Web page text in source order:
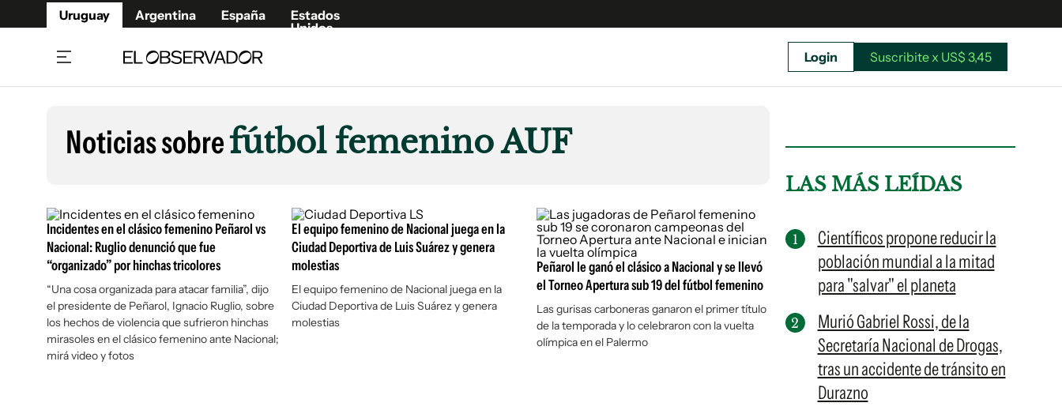
Uruguay Argentina España
Estados
Unidos
Beneficios Member
Café y Negocios
Economía y Empresas
Agro
Brand Studio
Mundo
Cultura y Espectáculos
Fúnebres
Publicaciones
Newsletters
Argentina
España
Estados Unidos
Suscribite x US$ 3,45
Login Suscribite x US$ 3,45
Noticias sobrefútbol femenino AUF
Incidentes en el clásico femenino Peñarol vs
Nacional: Ruglio denunció que fue
“organizado” por hinchas tricolores
“Una cosa organizada para atacar familia”, dijo
el presidente de Peñarol, Ignacio Ruglio, sobre
los hechos de violencia que sufrieron hinchas
mirasoles en el clásico femenino ante Nacional;
mirá video y fotos
El equipo femenino de Nacional juega en la
Ciudad Deportiva de Luis Suárez y genera
molestias
El equipo femenino de Nacional juega en la
Ciudad Deportiva de Luis Suárez y genera
molestias
Peñarol le ganó el clásico a Nacional y se llevó
el Torneo Apertura sub 19 del fútbol femenino
Las gurisas carboneras ganaron el primer título
de la temporada y lo celebraron con la vuelta
olímpica en el Palermo
LAS MÁS LEÍDAS
Científicos propone reducir la
población mundial a la mitad
para "salvar" el planeta
Murió Gabriel Rossi, de la
Secretaría Nacional de Drogas,
tras un accidente de tránsito en
Durazno